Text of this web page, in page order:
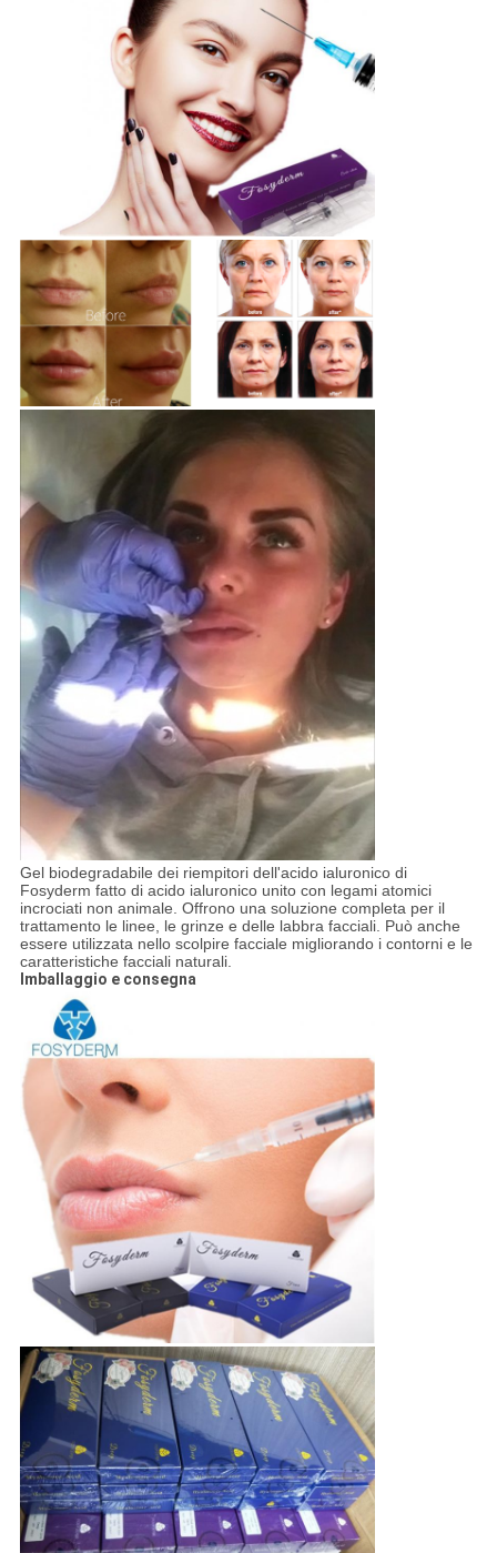
Gel biodegradabile dei riempitori dell'acido ialuronico di
Fosyderm fatto di acido ialuronico unito con legami atomici
incrociati non animale. Offrono una soluzione completa per il
trattamento le linee, le grinze e delle labbra facciali. Può anche
essere utilizzata nello scolpire facciale migliorando i contorni e le
caratteristiche facciali naturali.
Imballaggio e consegna